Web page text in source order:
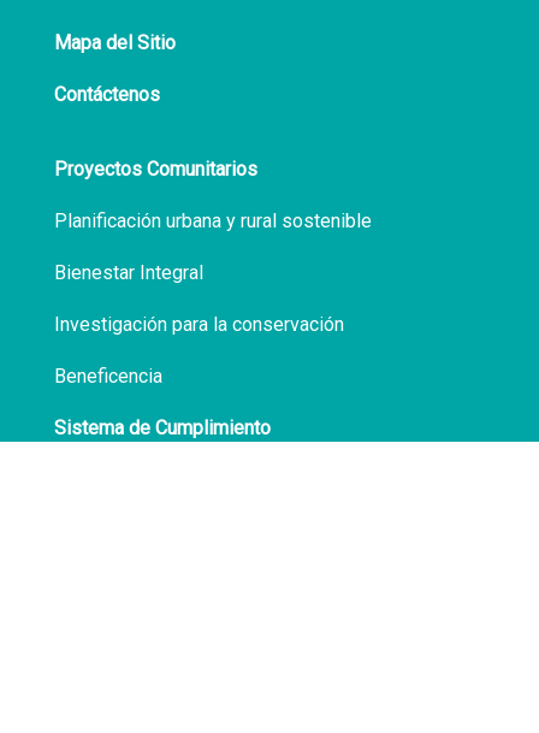
Mapa del Sitio
Contáctenos
Proyectos Comunitarios
Planificación urbana y rural sostenible
Bienestar Integral
Investigación para la conservación
Beneficencia
Sistema de Cumplimiento